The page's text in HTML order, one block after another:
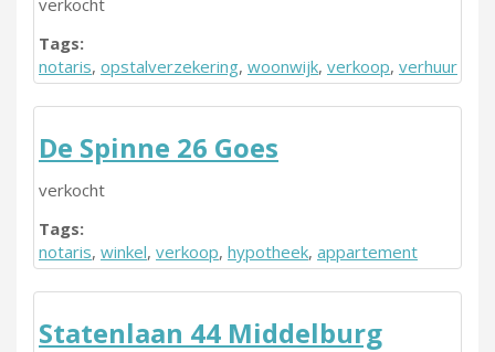
verkocht
Tags:
notaris, opstalverzekering, woonwijk, verkoop, verhuur
De Spinne 26 Goes
verkocht
Tags:
notaris, winkel, verkoop, hypotheek, appartement
Statenlaan 44 Middelburg